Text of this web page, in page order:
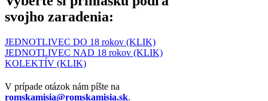
svojho zaradenia:
JEDNOTLIVEC DO 18 rokov (KLIK)
JEDNOTLIVEC NAD 18 rokov (KLIK)
KOLEKTÍV (KLIK)
V prípade otázok nám píšte na
romskamisia@romskamisia.sk.